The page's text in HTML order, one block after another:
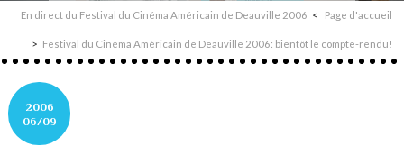
En direct du Festival du Cinéma Américain de Deauville 2006 Page d'accueil
Festival du Cinéma Américain de Deauville 2006: bientôt le compte-rendu!
2006
06/09